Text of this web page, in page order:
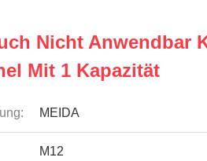
Nicht Anwendbar
Mit 1 Kapazität
MEIDA
M12